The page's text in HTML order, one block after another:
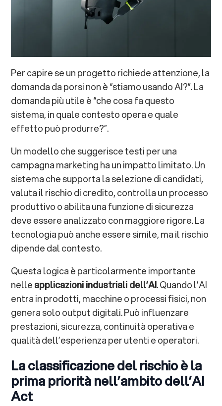
Per capire se un progetto richiede attenzione, la
domanda da porsi non è “stiamo usando AI?”. La
domanda più utile è “che cosa fa questo
sistema, in quale contesto opera e quale
effetto può produrre?”.
Un modello che suggerisce testi per una
campagna marketing ha un impatto limitato. Un
sistema che supporta la selezione di candidati,
valuta il rischio di credito, controlla un processo
produttivo o abilita una funzione di sicurezza
deve essere analizzato con maggiore rigore. La
tecnologia può anche essere simile, ma il rischio
dipende dal contesto.
Questa logica è particolarmente importante
nelleapplicazioni industriali dell’AI. Quando l’AI
entra in prodotti, macchine o processi fisici, non
genera solo output digitali. Può influenzare
prestazioni, sicurezza, continuità operativa e
qualità dell’esperienza per utenti e operatori.
La classificazione del rischio è la
prima priorità nell’ambito dell’AI
Act